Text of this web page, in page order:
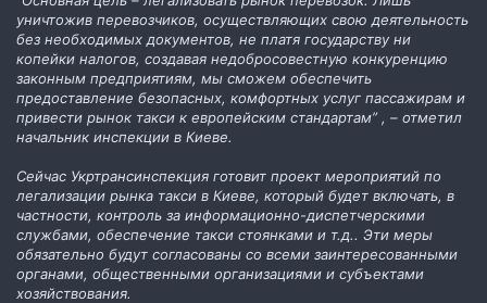
уничтожив перевозчиков, осуществляющих свою деятельность
без необходимых документов, не платя государству ни
копейки налогов, создавая недобросовестную конкуренцию
законным предприятиям, мы сможем обеспечить
предоставление безопасных, комфортных услуг пассажирам и
привести рынок такси к европейским стандартам” , – отметил
начальник инспекции в Киеве.
Сейчас Укртрансинспекция готовит проект мероприятий по
легализации рынка такси в Киеве, который будет включать, в
частности, контроль за информационно-диспетчерскими
службами, обеспечение такси стоянками и т.д.. Эти меры
обязательно будут согласованы со всеми заинтересованными
органами, общественными организациями и субъектами
хозяйствования.